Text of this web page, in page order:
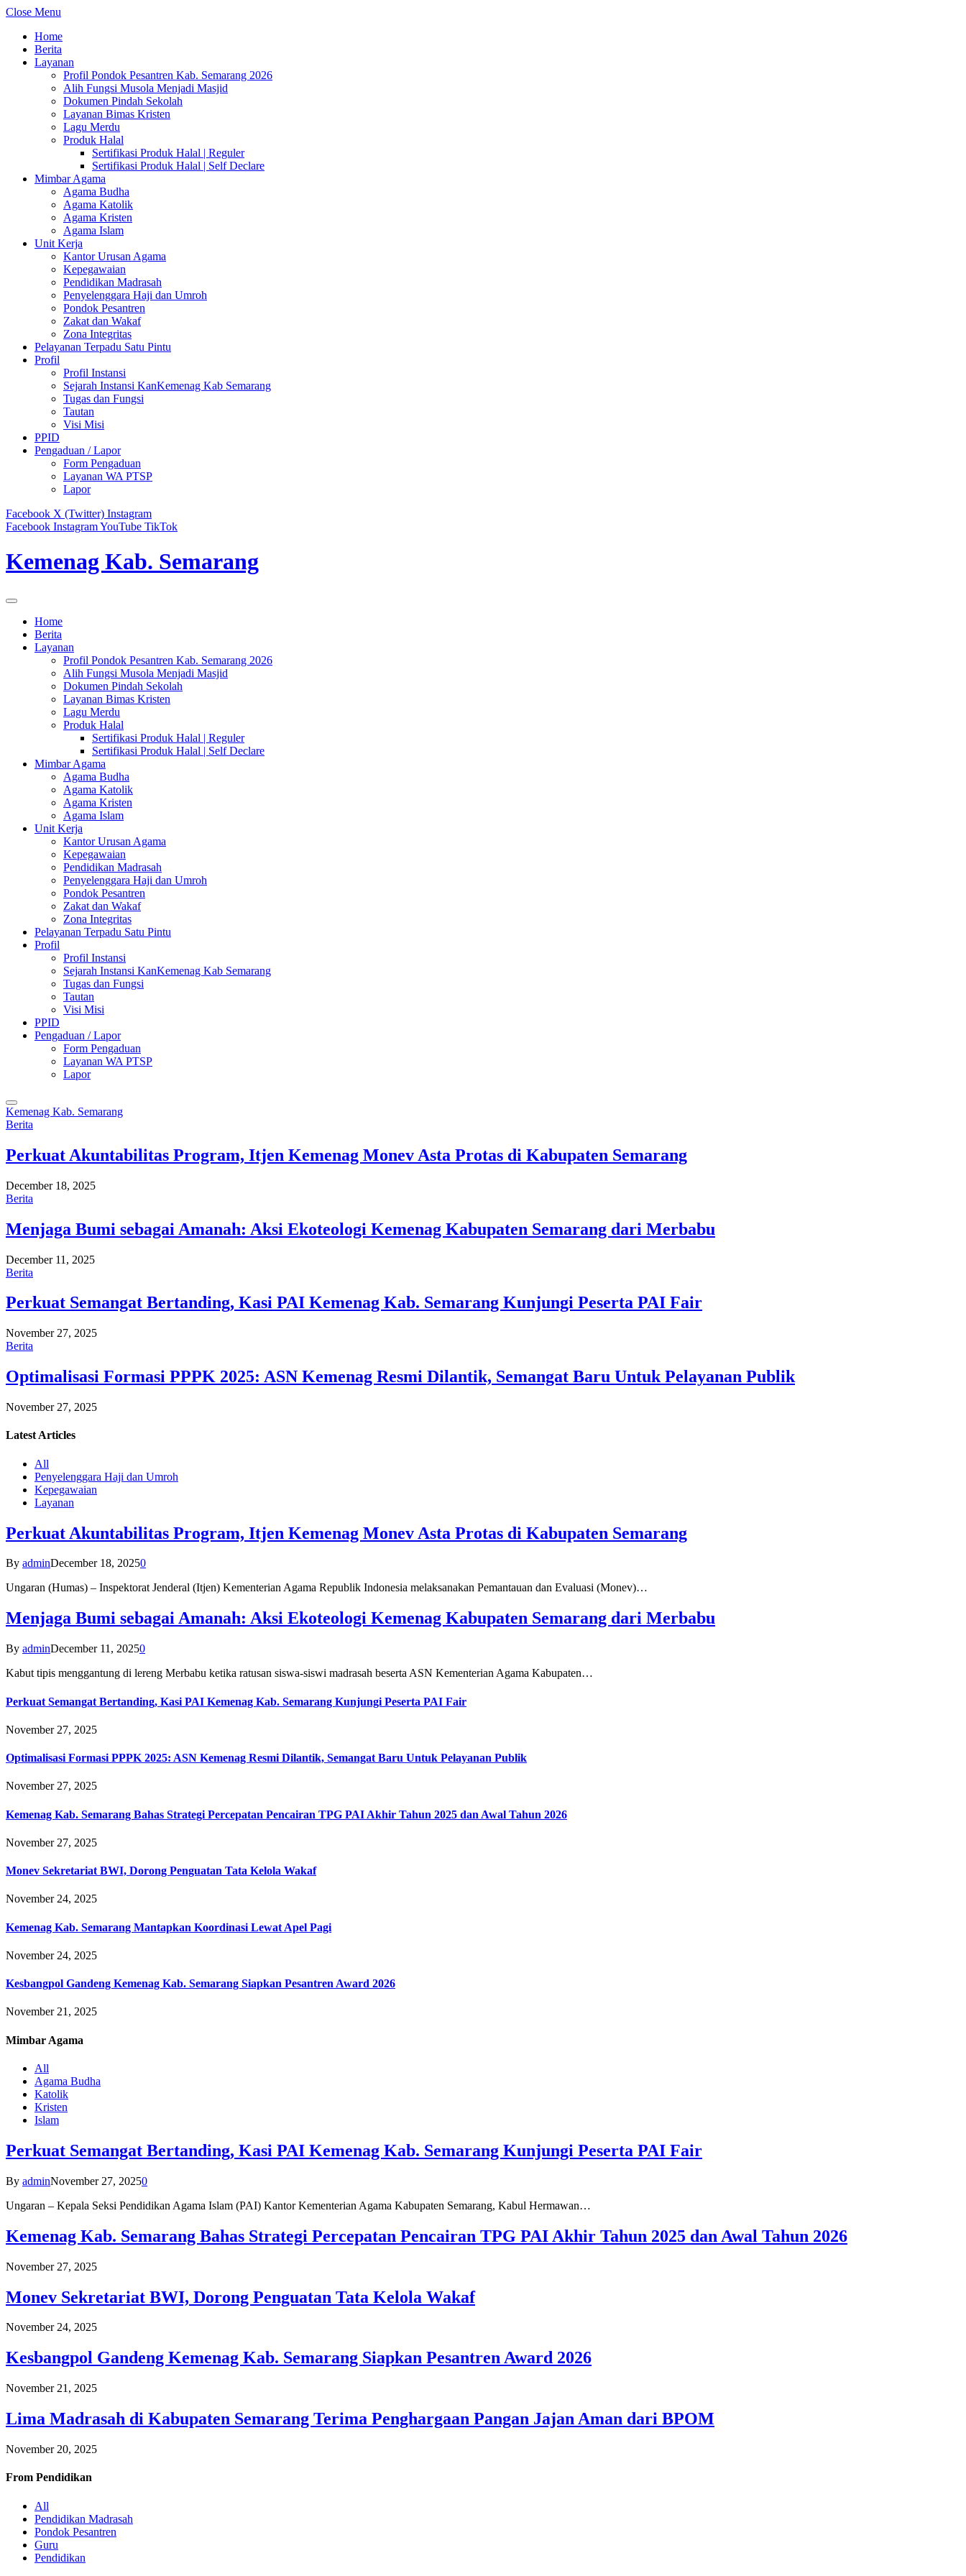
Close Menu
Home
Berita
Layanan
Profil Pondok Pesantren Kab. Semarang 2026
Alih Fungsi Musola Menjadi Masjid
Dokumen Pindah Sekolah
Layanan Bimas Kristen
Lagu Merdu
Produk Halal
Sertifikasi Produk Halal | Reguler
Sertifikasi Produk Halal | Self Declare
Mimbar Agama
Agama Budha
Agama Katolik
Agama Kristen
Agama Islam
Unit Kerja
Kantor Urusan Agama
Kepegawaian
Pendidikan Madrasah
Penyelenggara Haji dan Umroh
Pondok Pesantren
Zakat dan Wakaf
Zona Integritas
Pelayanan Terpadu Satu Pintu
Profil
Profil Instansi
Sejarah Instansi KanKemenag Kab Semarang
Tugas dan Fungsi
Tautan
Visi Misi
PPID
Pengaduan / Lapor
Form Pengaduan
Layanan WA PTSP
Lapor
Facebook X (Twitter) Instagram
Facebook InstagramYouTube TikTok
Kemenag Kab. Semarang
Home
Berita
Layanan
Profil Pondok Pesantren Kab. Semarang 2026
Alih Fungsi Musola Menjadi Masjid
Dokumen Pindah Sekolah
Layanan Bimas Kristen
Lagu Merdu
Produk Halal
Sertifikasi Produk Halal | Reguler
Sertifikasi Produk Halal | Self Declare
Mimbar Agama
Agama Budha
Agama Katolik
Agama Kristen
Agama Islam
Unit Kerja
Kantor Urusan Agama
Kepegawaian
Pendidikan Madrasah
Penyelenggara Haji dan Umroh
Pondok Pesantren
Zakat dan Wakaf
Zona Integritas
Pelayanan Terpadu Satu Pintu
Profil
Profil Instansi
Sejarah Instansi KanKemenag Kab Semarang
Tugas dan Fungsi
Tautan
Visi Misi
PPID
Pengaduan / Lapor
Form Pengaduan
Layanan WA PTSP
Lapor
Kemenag Kab. Semarang
Berita
Perkuat Akuntabilitas Program, Itjen Kemenag Monev Asta Protas di Kabupaten Semarang
December 18, 2025
Berita
Menjaga Bumi sebagai Amanah: Aksi Ekoteologi Kemenag Kabupaten Semarang dari Merbabu
December 11, 2025
Berita
Perkuat Semangat Bertanding, Kasi PAI Kemenag Kab. Semarang Kunjungi Peserta PAI Fair
November 27, 2025
Berita
Optimalisasi Formasi PPPK 2025: ASN Kemenag Resmi Dilantik, Semangat Baru Untuk Pelayanan Publik
November 27, 2025
Latest Articles
All
Penyelenggara Haji dan Umroh
Kepegawaian
Layanan
Perkuat Akuntabilitas Program, Itjen Kemenag Monev Asta Protas di Kabupaten Semarang
By adminDecember 18, 20250
Ungaran (Humas) – Inspektorat Jenderal (Itjen) Kementerian Agama Republik Indonesia melaksanakan Pemantauan dan Evaluasi (Monev)…
Menjaga Bumi sebagai Amanah: Aksi Ekoteologi Kemenag Kabupaten Semarang dari Merbabu
By adminDecember 11, 20250
Kabut tipis menggantung di lereng Merbabu ketika ratusan siswa-siswi madrasah beserta ASN Kementerian Agama Kabupaten…
Perkuat Semangat Bertanding, Kasi PAI Kemenag Kab. Semarang Kunjungi Peserta PAI Fair
November 27, 2025
Optimalisasi Formasi PPPK 2025: ASN Kemenag Resmi Dilantik, Semangat Baru Untuk Pelayanan Publik
November 27, 2025
Kemenag Kab. Semarang Bahas Strategi Percepatan Pencairan TPG PAI Akhir Tahun 2025 dan Awal Tahun 2026
November 27, 2025
Monev Sekretariat BWI, Dorong Penguatan Tata Kelola Wakaf
November 24, 2025
Kemenag Kab. Semarang Mantapkan Koordinasi Lewat Apel Pagi
November 24, 2025
Kesbangpol Gandeng Kemenag Kab. Semarang Siapkan Pesantren Award 2026
November 21, 2025
Mimbar Agama
All
Agama Budha
Katolik
Kristen
Islam
Perkuat Semangat Bertanding, Kasi PAI Kemenag Kab. Semarang Kunjungi Peserta PAI Fair
By adminNovember 27, 20250
Ungaran – Kepala Seksi Pendidikan Agama Islam (PAI) Kantor Kementerian Agama Kabupaten Semarang, Kabul Hermawan…
Kemenag Kab. Semarang Bahas Strategi Percepatan Pencairan TPG PAI Akhir Tahun 2025 dan Awal Tahun 2026
November 27, 2025
Monev Sekretariat BWI, Dorong Penguatan Tata Kelola Wakaf
November 24, 2025
Kesbangpol Gandeng Kemenag Kab. Semarang Siapkan Pesantren Award 2026
November 21, 2025
Lima Madrasah di Kabupaten Semarang Terima Penghargaan Pangan Jajan Aman dari BPOM
November 20, 2025
From Pendidikan
All
Pendidikan Madrasah
Pondok Pesantren
Guru
Pendidikan